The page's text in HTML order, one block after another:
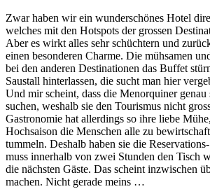
Zwar haben wir ein wunderschönes Hotel
welches mit den Hotspots der grossen
Aber es wirkt alles sehr schüchtern und
einen besonderen Charme. Die mühsamen
bei den anderen Destinationen das Buffet
Saustall hinterlassen, die sucht man hier
Und mir scheint, dass die Menorquiner genau
suchen, weshalb sie den Tourismus nicht
Gastronomie hat allerdings so ihre liebe
Hochsaison die Menschen alle zu
tummeln. Deshalb haben sie die
muss innerhalb von zwei Stunden den Tisch
die nächsten Gäste. Das scheint inzwischen
machen. Nicht gerade meins …